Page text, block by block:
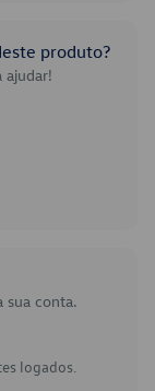
produto?
ajudar!
sua conta.
logados.